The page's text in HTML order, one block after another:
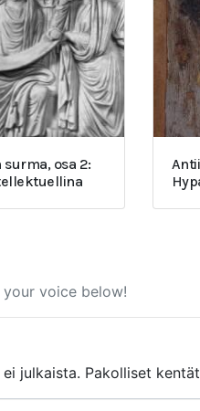
osa 2:
voice below!
julkaista. Pakolliset